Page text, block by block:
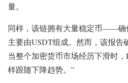
量。
同样，该链拥有大量稳定币——
主要由USDT组成。然而，该报告
当整个加密货币市场经历下滑时，
样跟随下降趋势。”